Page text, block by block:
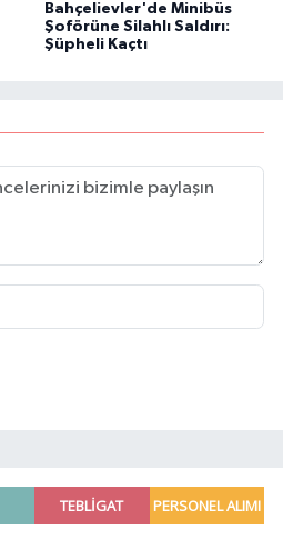
Bahçelievler'de Minibüs
Şoförüne Silahlı Saldırı:
Şüpheli Kaçtı